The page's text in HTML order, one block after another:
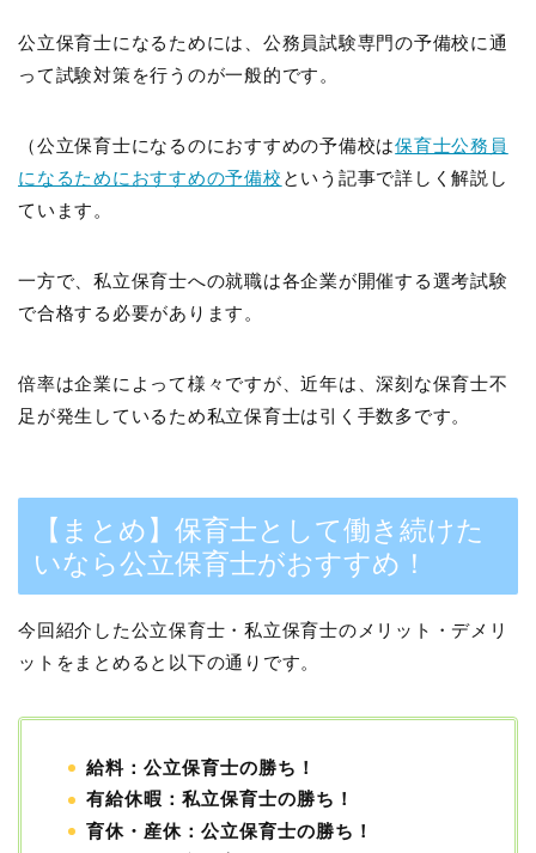
公立保育士になるためには、公務員試験専門の予備校に通
って試験対策を行うのが一般的です。
（公立保育士になるのにおすすめの予備校は保育士公務員
になるためにおすすめの予備校 という記事で詳しく解説し
ています。
一方で、私立保育士への就職は各企業が開催する選考試験
で合格する必要があります。
倍率は企業によって様々ですが、近年は、深刻な保育士不
足が発生しているため私立保育士は引く手数多です。
【まとめ】保育士として働き続けた
いなら公立保育士がおすすめ！
今回紹介した公立保育士・私立保育士のメリット・デメリ
ットをまとめると以下の通りです。
給料：公立保育士の勝ち！
有給休暇：私立保育士の勝ち！
育休・産休：公立保育士の勝ち！